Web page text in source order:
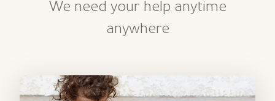
We need your help anytime
anywhere